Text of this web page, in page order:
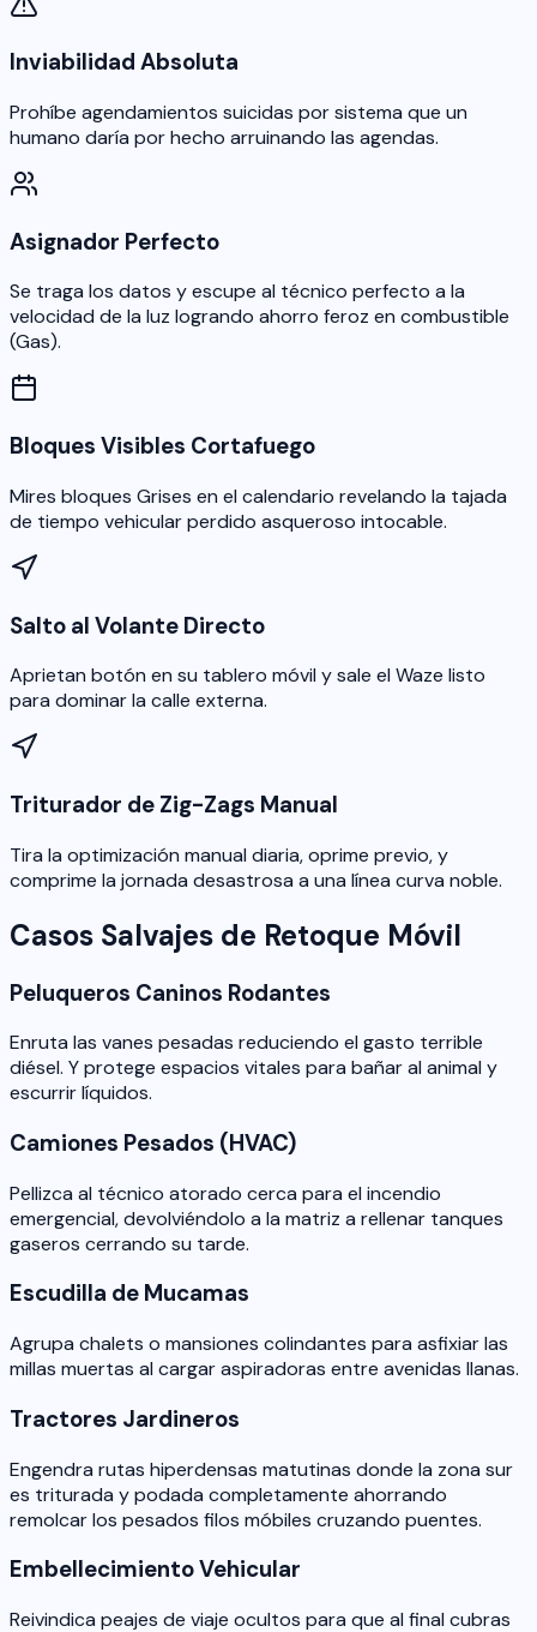
Inviabilidad Absoluta
Prohíbe agendamientos suicidas por sistema que un
humano daría por hecho arruinando las agendas.
Asignador Perfecto
Se traga los datos y escupe al técnico perfecto a la
velocidad de la luz logrando ahorro feroz en combustible
(Gas).
Bloques Visibles Cortafuego
Mires bloques Grises en el calendario revelando la tajada
de tiempo vehicular perdido asqueroso intocable.
Salto al Volante Directo
Aprietan botón en su tablero móvil y sale el Waze listo
para dominar la calle externa.
Triturador de Zig-Zags Manual
Tira la optimización manual diaria, oprime previo, y
comprime la jornada desastrosa a una línea curva noble.
Casos Salvajes de Retoque Móvil
Peluqueros Caninos Rodantes
Enruta las vanes pesadas reduciendo el gasto terrible
diésel. Y protege espacios vitales para bañar al animal y
escurrir líquidos.
Camiones Pesados (HVAC)
Pellizca al técnico atorado cerca para el incendio
emergencial, devolviéndolo a la matriz a rellenar tanques
gaseros cerrando su tarde.
Escudilla de Mucamas
Agrupa chalets o mansiones colindantes para asfixiar las
millas muertas al cargar aspiradoras entre avenidas llanas.
Tractores Jardineros
Engendra rutas hiperdensas matutinas donde la zona sur
es triturada y podada completamente ahorrando
remolcar los pesados filos móbiles cruzando puentes.
Embellecimiento Vehicular
Reivindica peajes de viaje ocultos para que al final cubras